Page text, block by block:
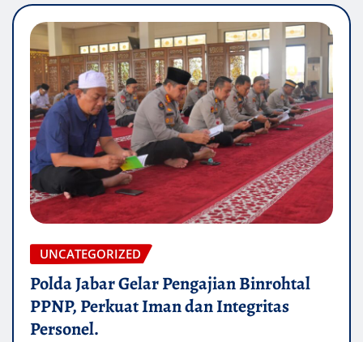
UNCATEGORIZED
Polda Jabar Gelar Pengajian Binrohtal
PPNP, Perkuat Iman dan Integritas
Personel.